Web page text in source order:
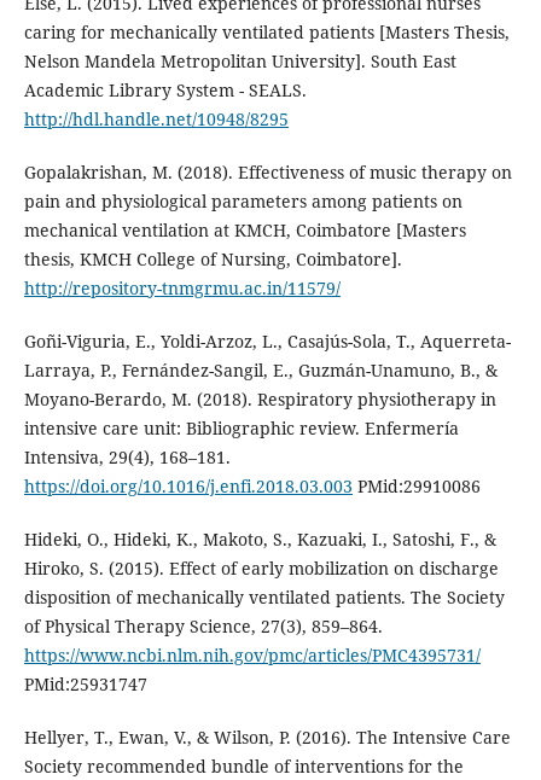
caring for mechanically ventilated patients [Masters Thesis,
Nelson Mandela Metropolitan University]. South East
Academic Library System - SEALS.
http://hdl.handle.net/10948/8295
Gopalakrishan, M. (2018). Effectiveness of music therapy on
pain and physiological parameters among patients on
mechanical ventilation at KMCH, Coimbatore [Masters
thesis, KMCH College of Nursing, Coimbatore].
http://repository-tnmgrmu.ac.in/11579/
Goñi-Viguria, E., Yoldi-Arzoz, L., Casajús-Sola, T., Aquerreta-
Larraya, P., Fernández-Sangil, E., Guzmán-Unamuno, B., &
Moyano-Berardo, M. (2018). Respiratory physiotherapy in
intensive care unit: Bibliographic review. Enfermería
Intensiva, 29(4), 168–181.
https://doi.org/10.1016/j.enfi.2018.03.003 PMid:29910086
Hideki, O., Hideki, K., Makoto, S., Kazuaki, I., Satoshi, F., &
Hiroko, S. (2015). Effect of early mobilization on discharge
disposition of mechanically ventilated patients. The Society
of Physical Therapy Science, 27(3), 859–864.
https://www.ncbi.nlm.nih.gov/pmc/articles/PMC4395731/
PMid:25931747
Hellyer, T., Ewan, V., & Wilson, P. (2016). The Intensive Care
Society recommended bundle of interventions for the